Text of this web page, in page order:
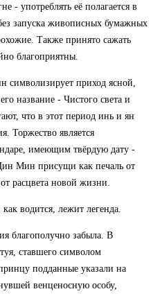
- употреблять её полагается в
запуска живописных бумажных
Также принято сажать
благоприятны.
приход ясной,
название - Чистого света и
что в этот период инь и ян
Торжество является
имеющим твёрдую дату -
Мин присущи как печаль от
расцвета новой жизни.
водится, лежит легенда.
благополучно забыла. В
ставшего символом
подданные указали на
венценосную особу,